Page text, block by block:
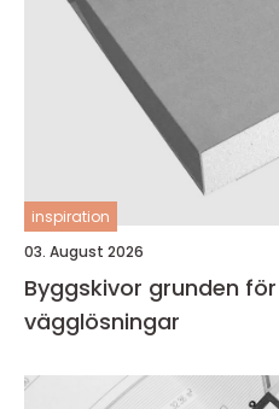
inspiration
03. August 2026
Byggskivor grunden för hållbara och smarta
vägglösningar